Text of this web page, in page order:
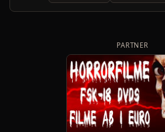
PARTNER